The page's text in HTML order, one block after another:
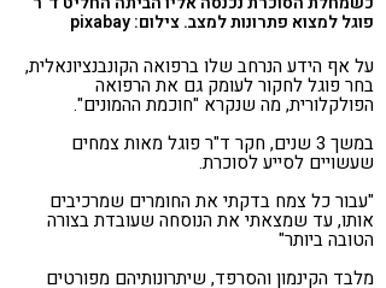
פוגל למצוא פתרונות למצב. צילום: pixabay
על אף הידע הנרחב שלו ברפואה הקונבנציונאלית,
בחר פוגל לחקור לעומק גם את הרפואה
הפולקלורית, מה שנקרא "חוכמת ההמונים".
במשך 3 שנים, חקר ד"ר פוגל מאות צמחים
שעשויים לסייע לסוכרת.
"עבור כל צמח בדקתי את החומרים שמרכיבים
אותו, עד שמצאתי את הנוסחה שעובדת בצורה
הטובה ביותר"
מלבד הקינמון והסרפד, שיתרונותיהם מפורטים